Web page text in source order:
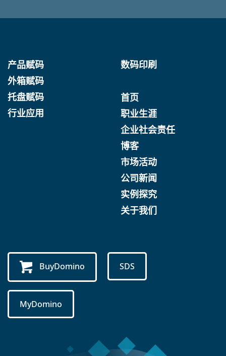
产品赋码
外箱赋码
托盘赋码
行业应用
数码印刷
首页
职业生涯
企业社会责任
博客
市场活动
公司新闻
实例探究
关于我们
BuyDomino SDS
MyDomino